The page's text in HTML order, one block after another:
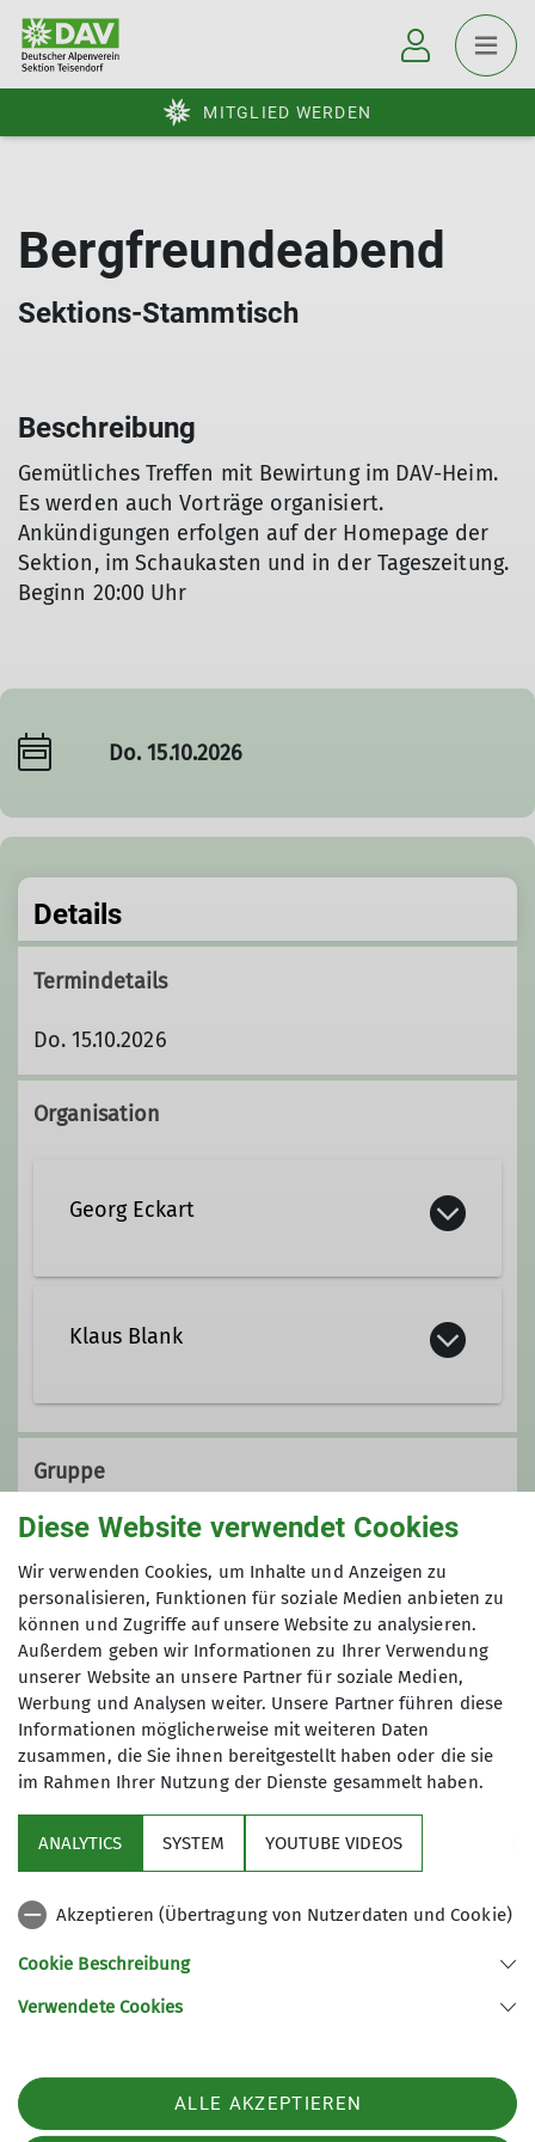
MITGLIED WERDEN
Bergfreundeabend
Sektions-Stammtisch
Beschreibung
Gemütliches Treffen mit Bewirtung im DAV-Heim.
Es werden auch Vorträge organisiert.
Ankündigungen erfolgen auf der Homepage der
Sektion, im Schaukasten und in der Tageszeitung.
Beginn 20:00 Uhr
Do. 15.10.2026
Details
Termindetails
Do. 15.10.2026
Organisation
Georg Eckart
Qualifikationen
Trainer*in B Alpinklettern
Ämter
1. Vorsitzende*r
Klaus Blank
08666-6229
Ämter
Bewirtung DAV-Heim Teisendorf
Gruppe
Sektion Teisendorf
wichtige Infos
Partner
83317 Teisendorf
Telefon +4986666177
Diese Website verwendet Cookies
Wir verwenden Cookies, um Inhalte und Anzeigen zu
personalisieren, Funktionen für soziale Medien anbieten zu
können und Zugriffe auf unsere Website zu analysieren.
Außerdem geben wir Informationen zu Ihrer Verwendung
unserer Website an unsere Partner für soziale Medien,
Werbung und Analysen weiter. Unsere Partner führen diese
Informationen möglicherweise mit weiteren Daten
zusammen, die Sie ihnen bereitgestellt haben oder die sie
im Rahmen Ihrer Nutzung der Dienste gesammelt haben.
ANALYTICS SYSTEM YOUTUBE VIDEOS
Akzeptieren (Übertragung von Nutzerdaten und Cookie)
Cookie Beschreibung
Verwendete Cookies
ALLE AKZEPTIEREN